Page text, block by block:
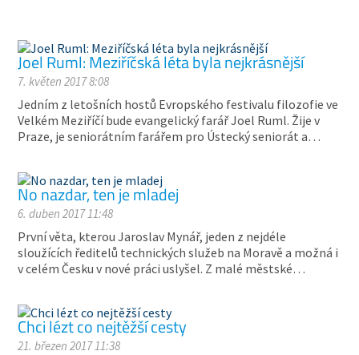
Joel Ruml: Meziříčská léta byla nejkrásnější
7. květen 2017 8:08
Jedním z letošních hostů Evropského festivalu filozofie ve
Velkém Meziříčí bude evangelický farář Joel Ruml. Žije v
Praze, je seniorátním farářem pro Ústecký seniorát a…
No nazdar, ten je mladej
6. duben 2017 11:48
První věta, kterou Jaroslav Mynář, jeden z nejdéle
sloužících ředitelů technických služeb na Moravě a možná i
v celém Česku v nové práci uslyšel. Z malé městské…
Chci lézt co nejtěžší cesty
21. březen 2017 11:38